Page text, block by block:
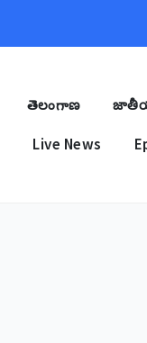
తెలంగాణ
Live News